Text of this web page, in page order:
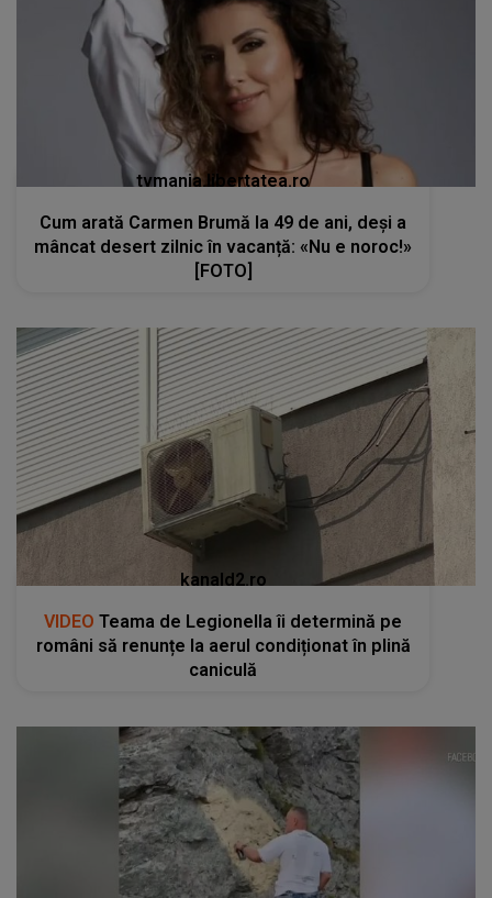
tvmania.libertatea.ro
Cum arată Carmen Brumă la 49 de ani, deși a
mâncat desert zilnic în vacanță: «Nu e noroc!»
[FOTO]
kanald2.ro
VIDEO Teama de Legionella îi determină pe
români să renunțe la aerul condiționat în plină
caniculă